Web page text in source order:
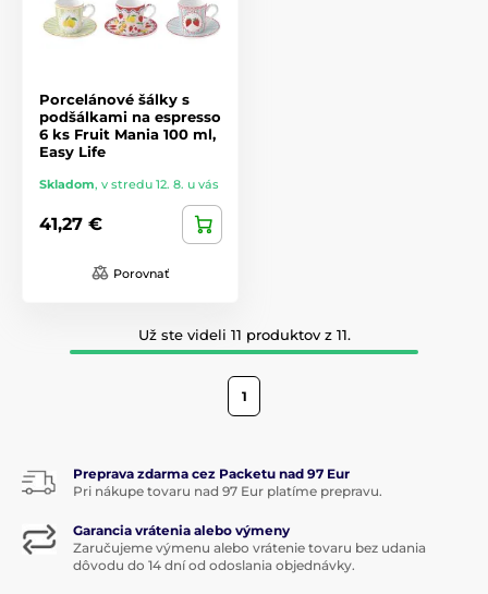
Porcelánové šálky s
podšálkami na espresso
6 ks Fruit Mania 100 ml,
Easy Life
Skladom, v stredu 12. 8. u vás
41,27 €
Porovnať
Už ste videli 11 produktov z 11.
1
Preprava zdarma cez Packetu nad 97 Eur
Pri nákupe tovaru nad 97 Eur platíme prepravu.
Garancia vrátenia alebo výmeny
Zaručujeme výmenu alebo vrátenie tovaru bez udania
dôvodu do 14 dní od odoslania objednávky.